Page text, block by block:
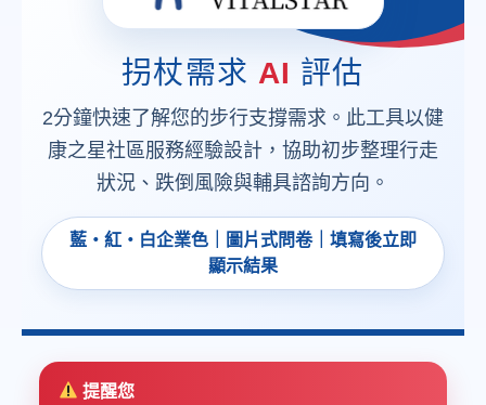
拐杖需求 AI 評估
2分鐘快速了解您的步行支撐需求。此工具以健
康之星社區服務經驗設計，協助初步整理行走
狀況、跌倒風險與輔具諮詢方向。
藍・紅・白企業色｜圖片式問卷｜填寫後立即
顯示結果
提醒您